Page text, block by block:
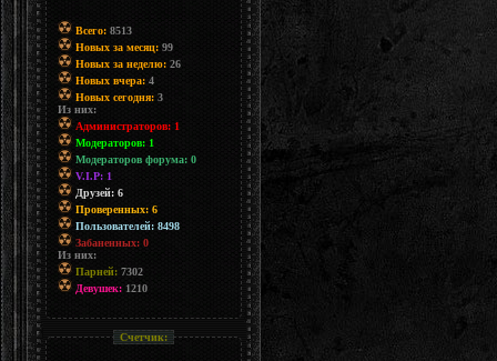
Всего:8513
Новых за месяц:99
Новых за неделю:26
Новых вчера:4
Новых сегодня:3
Из них:
Администраторов: 1
Модераторов: 1
Модераторов форума: 0
V.I.P: 1
Друзей: 6
Проверенных: 6
Пользователей: 8498
Забаненных: 0
Из них:
Парней:7302
Девушек:1210
Счетчик: